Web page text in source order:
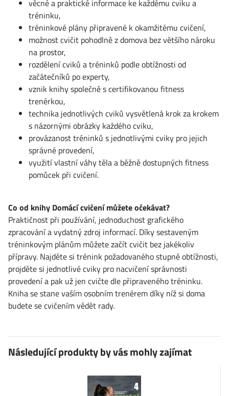
věcné a praktické informace ke každému cviku a
tréninku,
tréninkové plány připravené k okamžitému cvičení,
možnost cvičit pohodlně z domova bez většího nároku
na prostor,
rozdělení cviků a tréninků podle obtížnosti od
začátečníků po experty,
vznik knihy společně s certifikovanou fitness
trenérkou,
technika jednotlivých cviků vysvětlená krok za krokem
s názornými obrázky každého cviku,
provázanost tréninků s jednotlivými cviky pro jejich
správné provedení,
využití vlastní váhy těla a běžně dostupných fitness
pomůcek při cvičení.
Co od knihy Domácí cvičení můžete očekávat?
Praktičnost při používání, jednoduchost grafického
zpracování a vydatný zdroj informací. Díky sestaveným
tréninkovým plánům můžete začít cvičit bez jakékoliv
přípravy. Najděte si trénink požadovaného stupně obtížnosti,
projděte si jednotlivé cviky pro nacvičení správnosti
provedení a pak už jen cvičte dle připraveného tréninku.
Kniha se stane vaším osobním trenérem díky níž si doma
budete se cvičením vědět rady.
Následující produkty by vás mohly zajímat